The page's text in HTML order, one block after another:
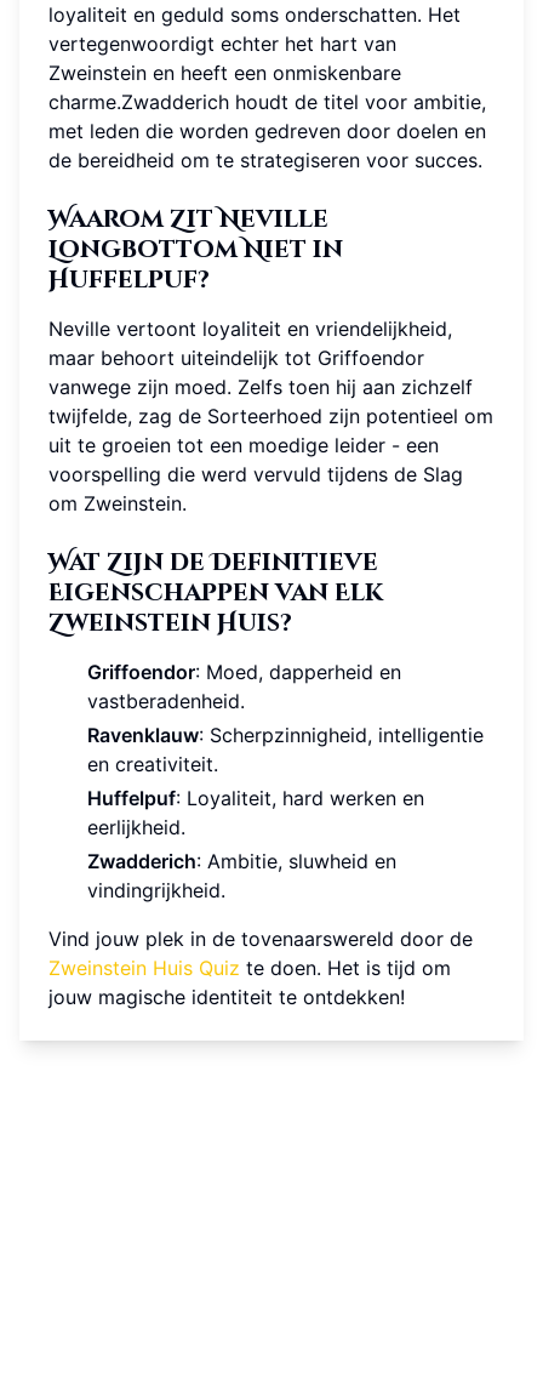
loyaliteit en geduld soms onderschatten. Het
vertegenwoordigt echter het hart van
Zweinstein en heeft een onmiskenbare
charme.Zwadderich houdt de titel voor ambitie,
met leden die worden gedreven door doelen en
de bereidheid om te strategiseren voor succes.
Waarom Zit Neville
Longbottom Niet in
Huffelpuf?
Neville vertoont loyaliteit en vriendelijkheid,
maar behoort uiteindelijk tot Griffoendor
vanwege zijn moed. Zelfs toen hij aan zichzelf
twijfelde, zag de Sorteerhoed zijn potentieel om
uit te groeien tot een moedige leider - een
voorspelling die werd vervuld tijdens de Slag
om Zweinstein.
Wat Zijn de Definitieve
Eigenschappen van Elk
Zweinstein Huis?
Griffoendor: Moed, dapperheid en
vastberadenheid.
Ravenklauw: Scherpzinnigheid, intelligentie
en creativiteit.
Huffelpuf: Loyaliteit, hard werken en
eerlijkheid.
Zwadderich: Ambitie, sluwheid en
vindingrijkheid.
Vind jouw plek in de tovenaarswereld door de
Zweinstein Huis Quiz te doen. Het is tijd om
jouw magische identiteit te ontdekken!